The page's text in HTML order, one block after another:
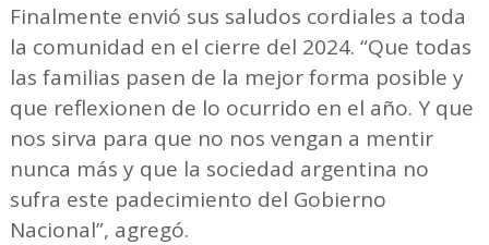
Finalmente envió sus saludos cordiales a toda
la comunidad en el cierre del 2024. “Que todas
las familias pasen de la mejor forma posible y
que reflexionen de lo ocurrido en el año. Y que
nos sirva para que no nos vengan a mentir
nunca más y que la sociedad argentina no
sufra este padecimiento del Gobierno
Nacional”, agregó.